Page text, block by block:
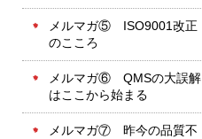
メルマガ⑤ ISO9001改正
のこころ
メルマガ⑥ QMSの大誤解
はここから始まる
メルマガ⑦ 昨今の品質不